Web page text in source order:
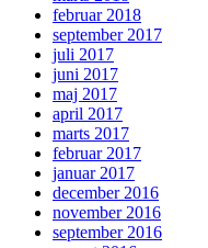
februar 2018
september 2017
juli 2017
juni 2017
maj 2017
april 2017
marts 2017
februar 2017
januar 2017
december 2016
november 2016
september 2016